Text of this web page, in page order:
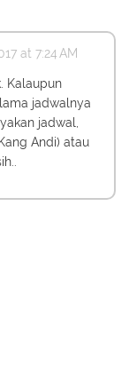
at 7:24 AM
Kalaupun
jadwalnya
jadwal,
Andi) atau